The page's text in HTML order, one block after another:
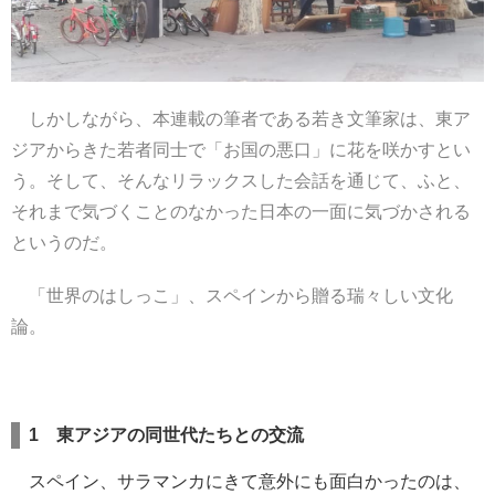
しかしながら、本連載の筆者である若き文筆家は、東ア
ジアからきた若者同士で「お国の悪口」に花を咲かすとい
う。そして、そんなリラックスした会話を通じて、ふと、
それまで気づくことのなかった日本の一面に気づかされる
というのだ。
「世界のはしっこ」、スペインから贈る瑞々しい文化
論。
1 東アジアの同世代たちとの交流
スペイン、サラマンカにきて意外にも面白かったのは、